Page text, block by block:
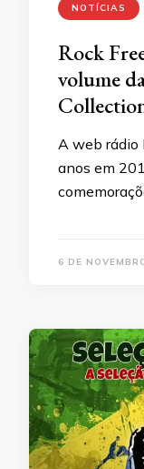
NOTÍCIAS
Rock
volume
A web rádio
anos em
6 DE